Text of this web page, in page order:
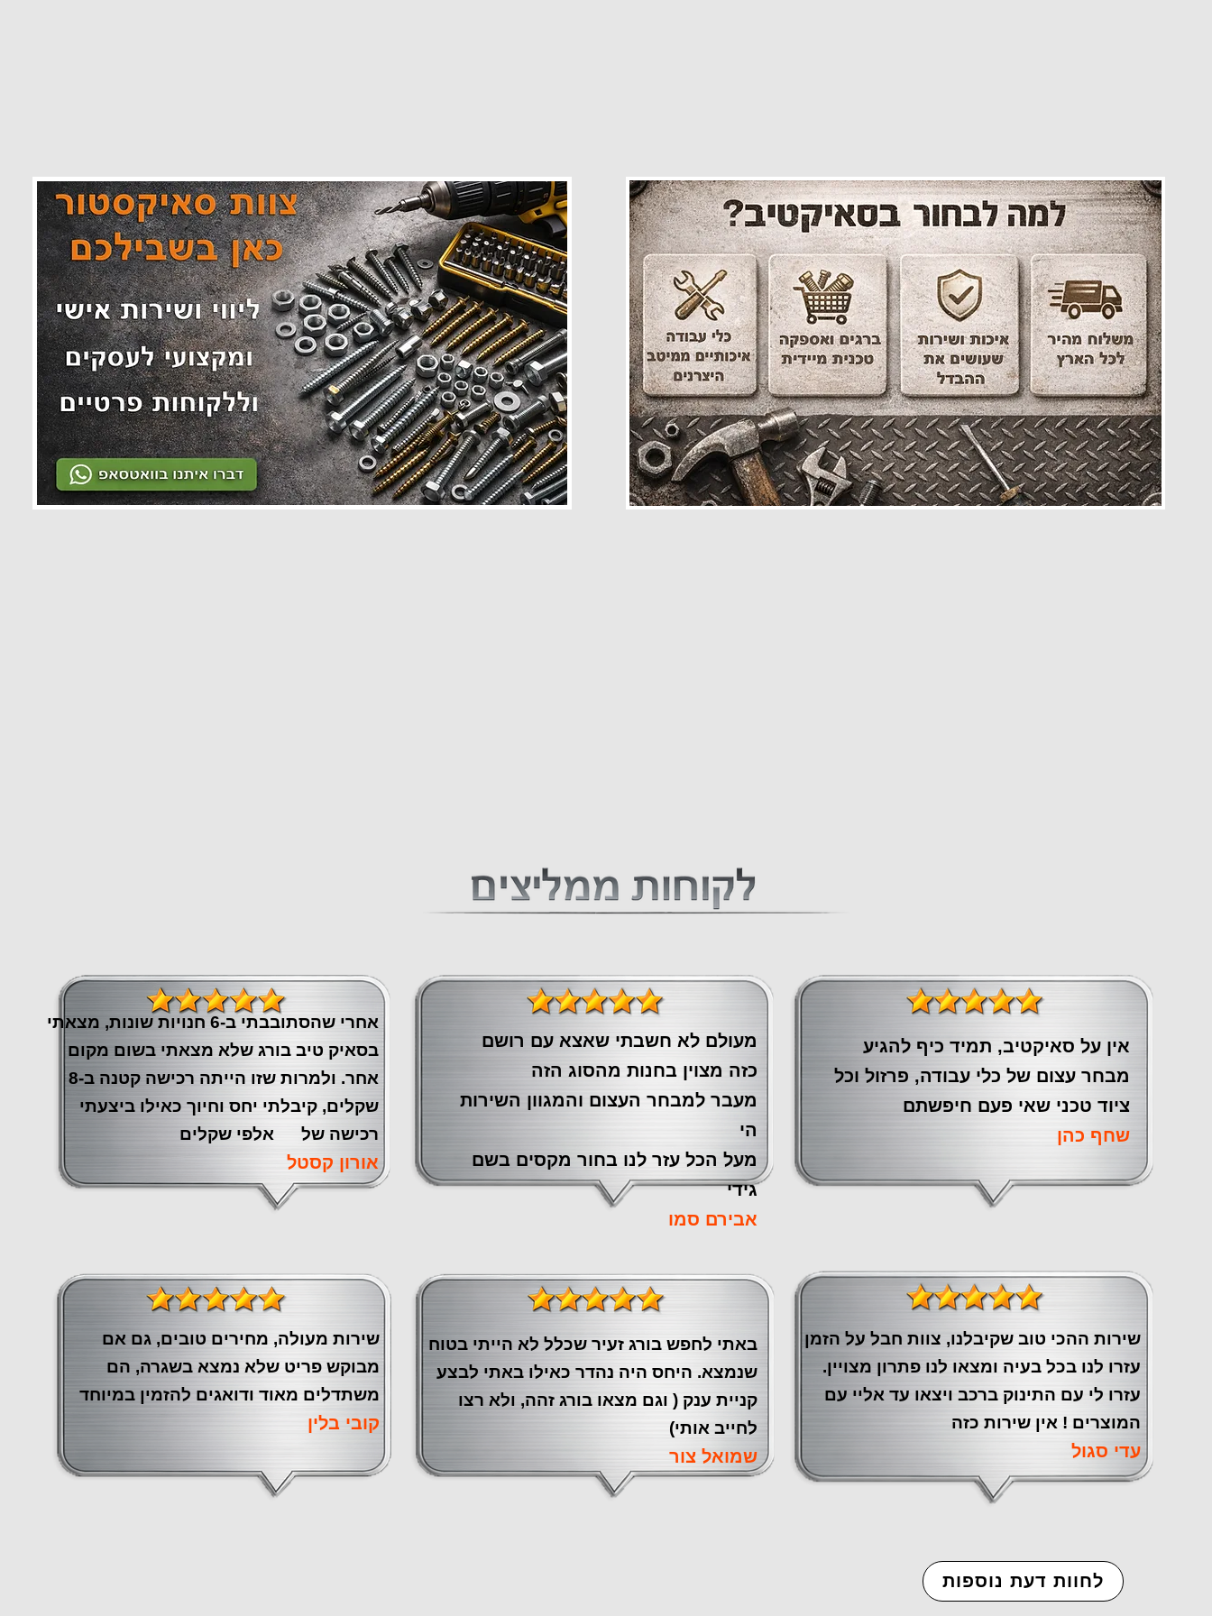
מעולם לא חשבתי שאצא עם רושם
כזה מצוין ‏בחנות מהסוג הזה
‏מעבר ‏למבחר העצום והמגוון השירות
הי
מעל הכל עזר לנו ‏בחור מקסים בשם
גידי
אבירם סמו
אין על סאיקטיב, תמיד כיף להגיע
מבחר עצום של כלי עבודה, פרזול וכל
ציוד טכני שאי פעם חיפשתם
שחף כהן
אחרי שהסתובבתי ב-6 חנויות שונות, מצאתי
בסאיק טיב בורג שלא מצאתי בשום מקום
אחר. ולמרות שזו הייתה רכישה קטנה ב-8
שקלים, קיבלתי יחס וחיוך כאילו ביצעתי
רכישה של אלפי שקלים
אורון קסטל
שירות ההכי טוב שקיבלנו, צוות חבל על הזמן
עזרו לנו בכל בעיה ומצאו לנו פתרון מצויין.
עזרו לי עם התינוק ברכב ויצאו עד אליי עם
המוצרים ! אין שירות כזה
עדי סגול
באתי לחפש בורג זעיר שכלל לא הייתי בטוח
שנמצא. היחס היה נהדר כאילו באתי לבצע
קניית ענק ( וגם מצאו בורג זהה, ולא רצו
לחייב אותי)
שמואל צור
שירות מעולה, מחירים טובים, גם אם
מבוקש פריט שלא נמצא בשגרה, הם
משתדלים מאוד ודואגים להזמין במיוחד
קובי בלין
לחוות דעת נוספות